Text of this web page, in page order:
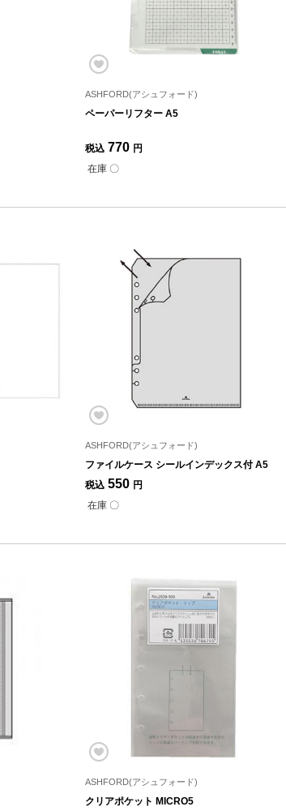
ASHFORD(アシュフォード)
ペーパーリフター A5
税込 770 円
在庫 〇
ASHFORD(アシュフォード)
ファイルケース シールインデックス付 A5
税込 550 円
在庫 〇
ASHFORD(アシュフォード)
クリアポケット MICRO5